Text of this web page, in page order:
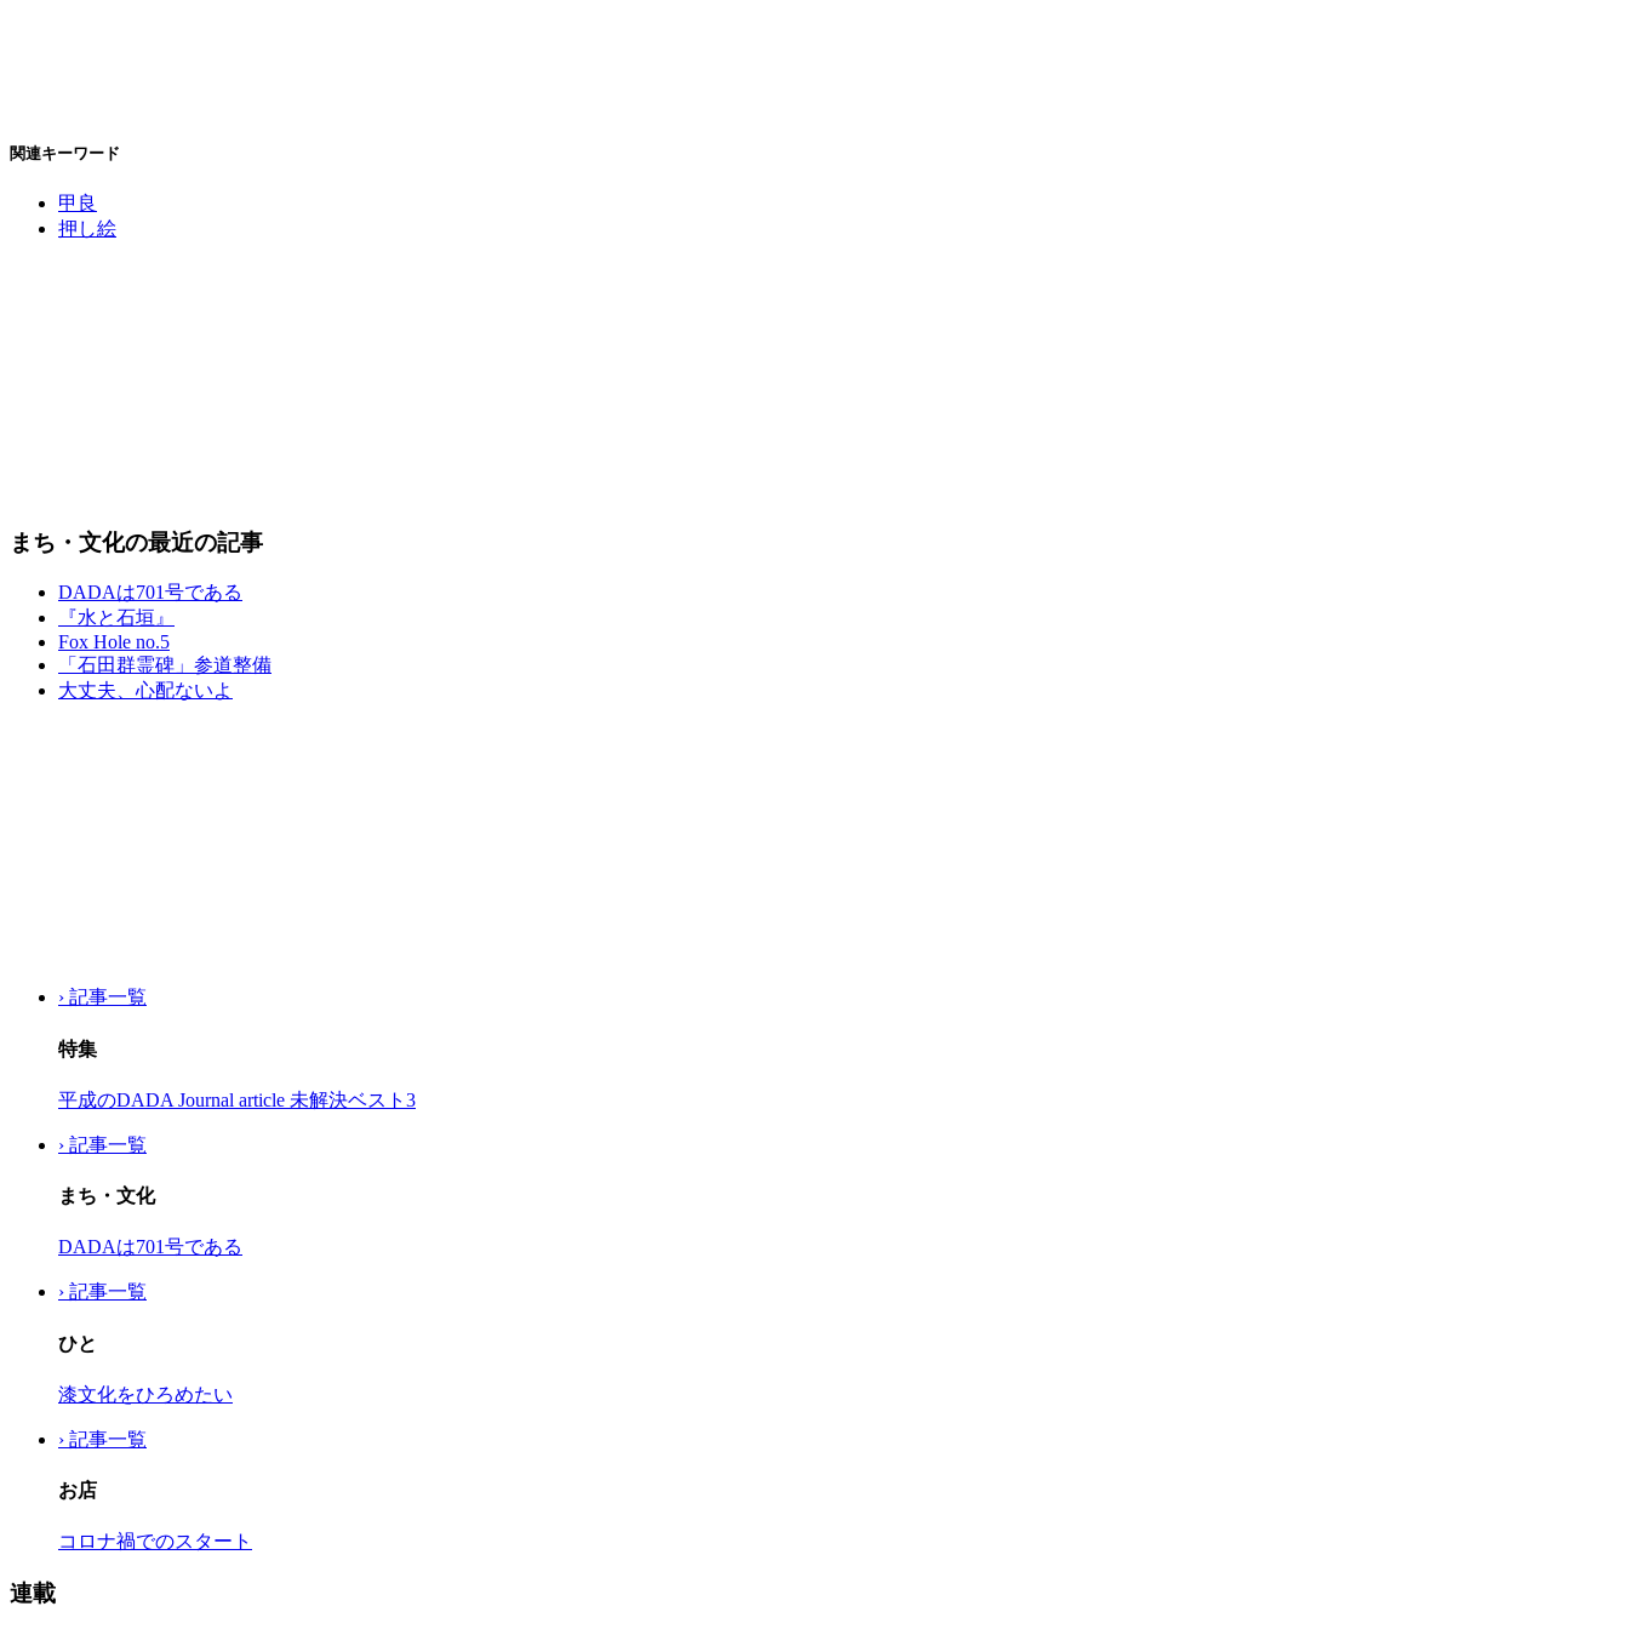
関連キーワード
甲良
押し絵
まち・文化の最近の記事
DADAは701号である
『水と石垣』
Fox Hole no.5
「石田群霊碑」参道整備
大丈夫、心配ないよ
› 記事一覧
特集
平成のDADA Journal article 未解決ベスト3
› 記事一覧
まち・文化
DADAは701号である
› 記事一覧
ひと
漆文化をひろめたい
› 記事一覧
お店
コロナ禍でのスタート
連載